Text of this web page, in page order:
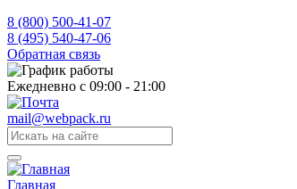
8 (800) 500-41-07
8 (495) 540-47-06
Обратная связь
Ежедневно с 09:00 - 21:00
mail@webpack.ru
Главная